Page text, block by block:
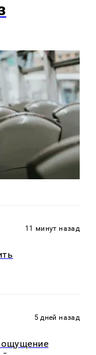
11 минут назад
5 дней назад
ощущение